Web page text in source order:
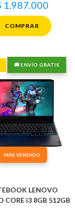
1.987.000
COMPRAR
MÁS VENDIDO
🚚 ENVÍO GRATIS
LENOVO
CORE i3 8GB 512GB